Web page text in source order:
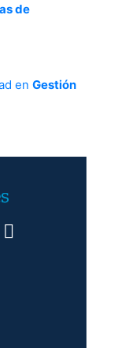
de
en Gestión